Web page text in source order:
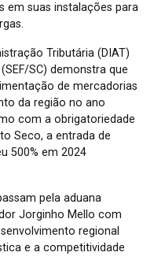
em suas instalações para
Tributária (DIAT)
SC) demonstra que
de mercadorias
da região no ano
com a obrigatoriedade
Seco, a entrada de
500% em 2024
pela aduana
Jorginho Mello com
regional
e a competitividade